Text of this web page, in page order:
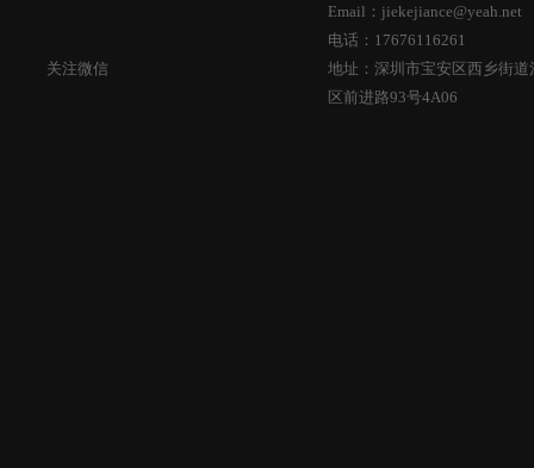
关注微信
Email：jiekejiance@yeah.net
电话：17676116261
地址：深圳市宝安区西乡街
区前进路93号4A06